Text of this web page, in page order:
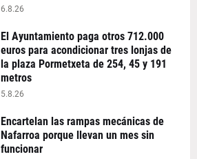
6.8.26
El Ayuntamiento paga otros 712.000
euros para acondicionar tres lonjas de
la plaza Pormetxeta de 254, 45 y 191
metros
5.8.26
Encartelan las rampas mecánicas de
Nafarroa porque llevan un mes sin
funcionar